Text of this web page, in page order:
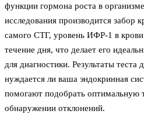
функции гормона роста в
исследования производится забор
самого СТГ, уровень ИФР-1 в крови
течение дня, что делает его
для диагностики. Результаты
нуждается ли ваша эндокринная
помогают подобрать оптимальную
обнаружении отклонений.